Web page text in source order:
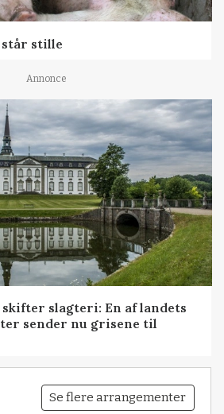
stille
Annonce
slagteri: En af landets
sender nu grisene til
Se flere arrangementer